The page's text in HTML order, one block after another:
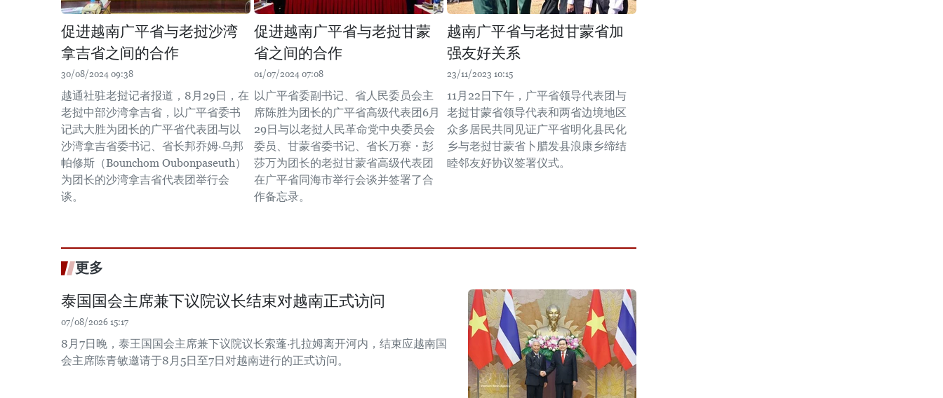
促进越南广平省与老挝沙湾
拿吉省之间的合作
30/08/2024 09:38
越通社驻老挝记者报道，8月29日，在
老挝中部沙湾拿吉省，以广平省委书
记武大胜为团长的广平省代表团与以
沙湾拿吉省委书记、省长邦乔姆·乌邦
帕修斯（Bounchom Oubonpaseuth）
为团长的沙湾拿吉省代表团举行会
谈。
促进越南广平省与老挝甘蒙
省之间的合作
01/07/2024 07:08
以广平省委副书记、省人民委员会主
席陈胜为团长的广平省高级代表团6月
29日与以老挝人民革命党中央委员会
委员、甘蒙省委书记、省长万赛・彭
莎万为团长的老挝甘蒙省高级代表团
在广平省同海市举行会谈并签署了合
作备忘录。
越南广平省与老挝甘蒙省加
强友好关系
23/11/2023 10:15
11月22日下午，广平省领导代表团与
老挝甘蒙省领导代表和两省边境地区
众多居民共同见证广平省明化县民化
乡与老挝甘蒙省卜腊发县浪康乡缔结
睦邻友好协议签署仪式。 ​
更多
泰国国会主席兼下议院议长结束对越南正式访问
07/08/2026 15:17
8月7日晚，泰王国国会主席兼下议院议长索蓬·扎拉姆离开河内，结束应越南国
会主席陈青敏邀请于8月5日至7日对越南进行的正式访问。